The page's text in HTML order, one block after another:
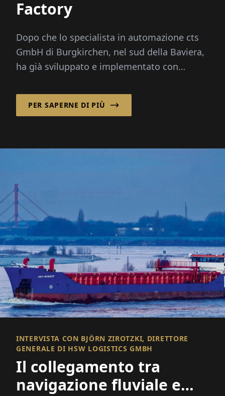
Factory
Dopo che lo specialista in automazione cts
GmbH di Burgkirchen, nel sud della Baviera,
ha già sviluppato e implementato con
intelligente per applicazioni di magazzino...
PER SAPERNE DI PIÙ
INTERVISTA CON BJÖRN ZIROTZKI, DIRETTORE
GENERALE DI HSW LOGISTICS GMBH
Il collegamento tra
navigazione fluviale e